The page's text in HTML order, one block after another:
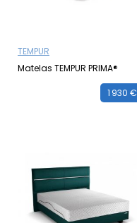
TEMPUR
Matelas TEMPUR PRIMA®
1 930 €